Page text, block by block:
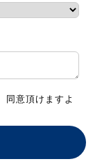
同意頂けますよ